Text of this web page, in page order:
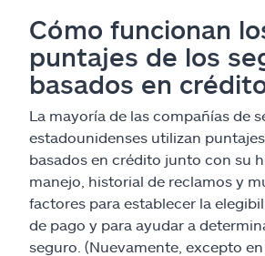
Cómo funcionan
puntajes de los
basados en
La mayoría de las compañías de
estadounidenses utilizan
basados en crédito junto con su
manejo, historial de reclamos y
factores para establecer la
de pago y para ayudar a
seguro. (Nuevamente, excepto en